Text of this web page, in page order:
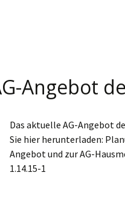
Angebot
Das aktuelle AG-Angebot
Sie hier herunterladen:
Angebot und zur AG-
1.14.15-1